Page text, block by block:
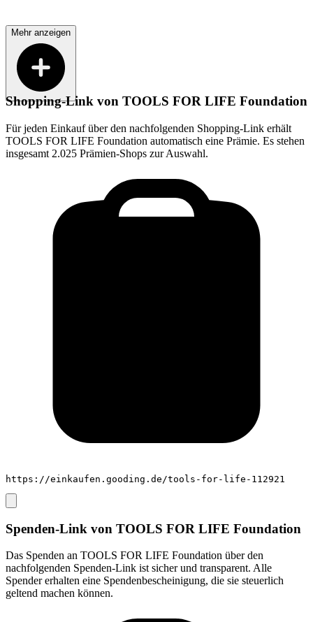
Mehr anzeigen
Shopping-Link von TOOLS FOR LIFE Foundation
Für jeden Einkauf über den nachfolgenden Shopping-Link erhält
TOOLS FOR LIFE Foundation automatisch eine Prämie. Es stehen
insgesamt 2.025 Prämien-Shops zur Auswahl.
https://einkaufen.gooding.de/tools-for-life-112921
Spenden-Link von TOOLS FOR LIFE Foundation
Das Spenden an TOOLS FOR LIFE Foundation über den
nachfolgenden Spenden-Link ist sicher und transparent. Alle
Spender erhalten eine Spendenbescheinigung, die sie steuerlich
geltend machen können.